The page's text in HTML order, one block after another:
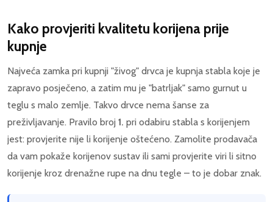
Kako provjeriti kvalitetu korijena prije
kupnje
Najveća zamka pri kupnji "živog" drvca je kupnja stabla koje je
zapravo posječeno, a zatim mu je "batrljak" samo gurnut u
teglu s malo zemlje. Takvo drvce nema šanse za
preživljavanje. Pravilo broj 1. pri odabiru stabla s korijenjem
jest: provjerite nije li korijenje oštećeno. Zamolite prodavača
da vam pokaže korijenov sustav ili sami provjerite viri li sitno
korijenje kroz drenažne rupe na dnu tegle – to je dobar znak.